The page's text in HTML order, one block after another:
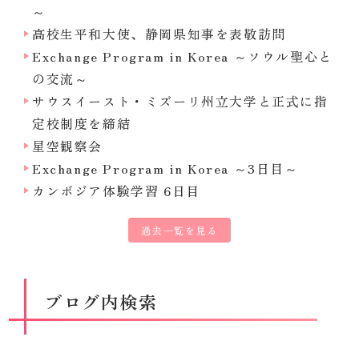
～
高校生平和大使、静岡県知事を表敬訪問
Exchange Program in Korea ～ソウル聖心と
の交流～
サウスイースト・ミズーリ州立大学と正式に指
定校制度を締結
星空観察会
Exchange Program in Korea ～3日目～
カンボジア体験学習 6日目
過去一覧を見る
ブログ内検索